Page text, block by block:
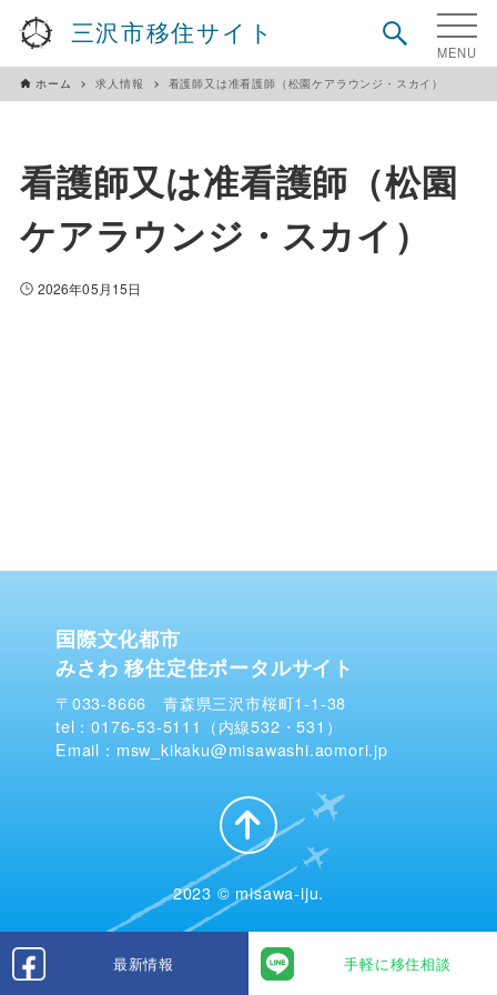
三沢市移住サイト
最新情報 手軽に移住相談
ホーム 求人情報 看護師又は准看護師（松園ケアラウンジ・スカイ）
看護師又は准看護師（松園
ケアラウンジ・スカイ）
2026年05月15日
国際文化都市
みさわ 移住定住ポータルサイト
〒033-8666 青森県三沢市桜町1-1-38
tel：0176-53-5111（内線532・531）
Email：msw_kikaku@misawashi.aomori.jp
2023 © misawa-iju.